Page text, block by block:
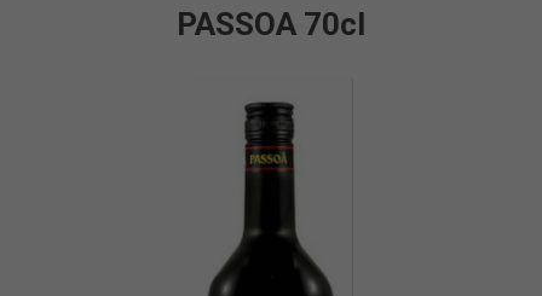
PASSOA 70cl